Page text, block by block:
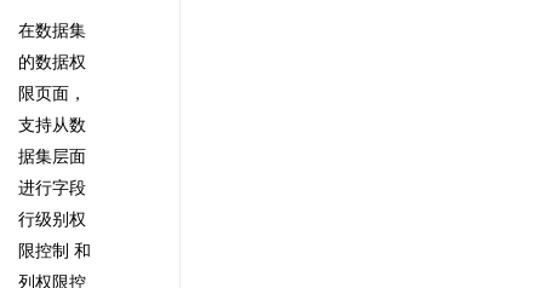
在数据集
的数据权
限页面，
支持从数
据集层面
进行字段
行级别权
限控制 和
列权限控